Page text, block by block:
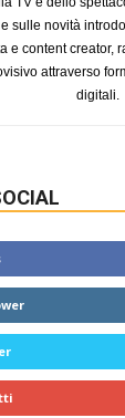
sulle novità
e content creator,
attraverso
digitali.